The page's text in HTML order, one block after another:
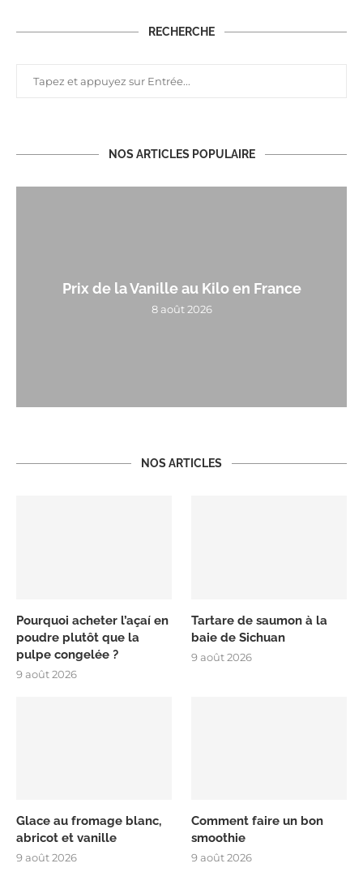
RECHERCHE
NOS ARTICLES POPULAIRE
Prix de la Vanille au Kilo en France
8 août 2026
NOS ARTICLES
Pourquoi acheter l’açaí en
poudre plutôt que la
pulpe congelée ?
9 août 2026
Tartare de saumon à la
baie de Sichuan
9 août 2026
Glace au fromage blanc,
abricot et vanille
9 août 2026
Comment faire un bon
smoothie
9 août 2026